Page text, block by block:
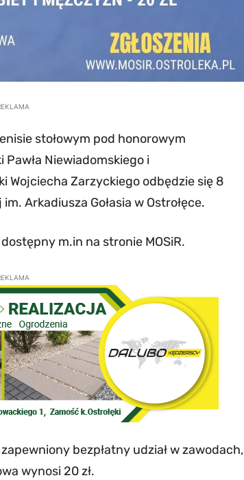
stołowym pod honorowym
Niewiadomskiego i
Wojciecha Zarzyckiego odbędzie się 8
Arkadiusza Gołasia w Ostrołęce.
m.in na stronie MOSiR.
bezpłatny udział w zawodach,
wynosi 20 zł.